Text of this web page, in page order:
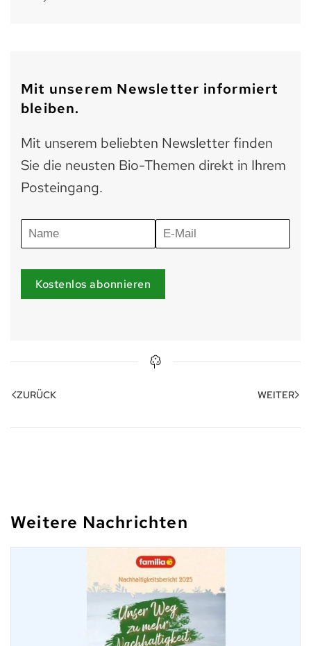
Mit unserem Newsletter informiert
bleiben.
Mit unserem beliebten Newsletter finden
Sie die neusten Bio-Themen direkt in Ihrem
Posteingang.
Kostenlos abonnieren
ZURÜCK WEITER
Weitere Nachrichten